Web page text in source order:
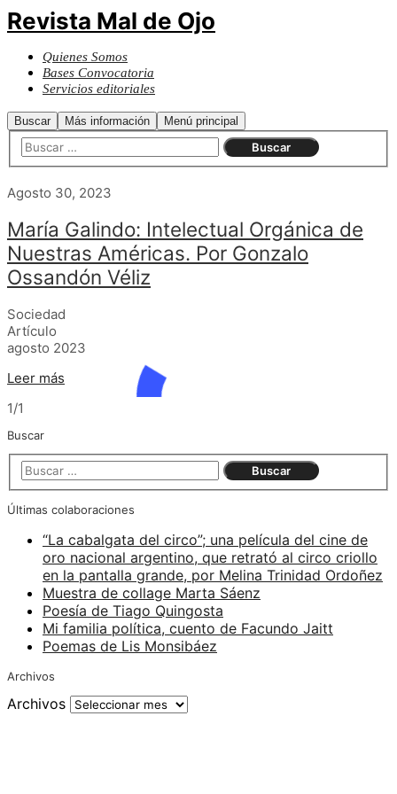
Revista Mal de Ojo
Quienes Somos
Bases Convocatoria
Servicios editoriales
Buscar Más información Menú principal
Agosto 30, 2023
María Galindo: Intelectual Orgánica de
Nuestras Américas. Por Gonzalo
Ossandón Véliz
Sociedad
Artículo
agosto 2023
Leer más
1/1
Buscar
Últimas colaboraciones
“La cabalgata del circo”; una película del cine de
oro nacional argentino, que retrató al circo criollo
en la pantalla grande, por Melina Trinidad Ordoñez
Muestra de collage Marta Sáenz
Poesía de Tiago Quingosta
Mi familia política, cuento de Facundo Jaitt
Poemas de Lis Monsibáez
Archivos
Archivos